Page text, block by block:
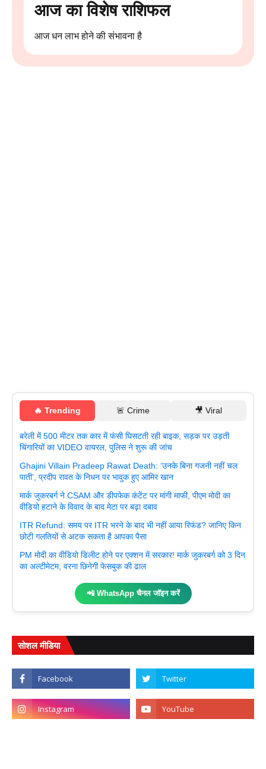
आज का विशेष राशिफल
आज धन लाभ होने की संभावना है
🔥 Trending 🚨 Crime 🎥 Viral
बरेली में 500 मीटर तक कार में फंसी घिसटती रही बाइक, सड़क पर उड़ती
चिंगारियों का VIDEO वायरल, पुलिस ने शुरू की जांच
Ghajini Villain Pradeep Rawat Death: ‘उनके बिना गजनी नहीं चल
पाती’, प्रदीप रावत के निधन पर भावुक हुए आमिर खान
मार्क जुकरबर्ग ने CSAM और डीपफेक कंटेंट पर मांगी माफी, पीएम मोदी का
वीडियो हटाने के विवाद के बाद मेटा पर बढ़ा दबाव
ITR Refund: समय पर ITR भरने के बाद भी नहीं आया रिफंड? जानिए किन
छोटी गलतियों से अटक सकता है आपका पैसा
PM मोदी का वीडियो डिलीट होने पर एक्शन में सरकार! मार्क जुकरबर्ग को 3 दिन
का अल्टीमेटम, वरना छिनेगी फेसबुक की ढाल
📲 WhatsApp चैनल जॉइन करें
सोशल मीडिया